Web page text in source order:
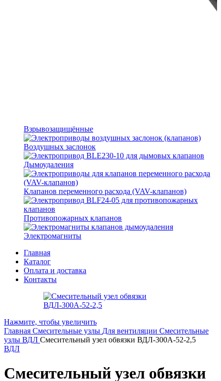
Взрывозащищённые
Воздушных заслонок
Дымоудаления
Клапанов переменного расхода (VAV-клапанов)
Противопожарных клапанов
Электромагниты
Главная
Каталог
Оплата и доставка
Контакты
Нажмите, чтобы увеличить
Главная Смесительные узлы Для вентиляции Смесительные
узлы ВДЛ Смесительный узел обвязки ВДЛ-300A-52-2,5
ВДЛ
Смесительный узел обвязки